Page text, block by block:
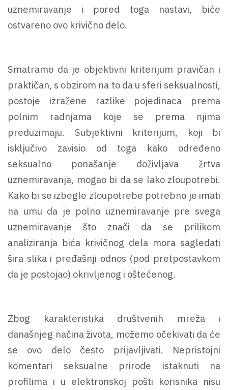
uznemiravanje i pored toga nastavi, biće
ostvareno ovo krivično delo.
Smatramo da je objektivni kriterijum pravičan i
praktičan, s obzirom na to da u sferi seksualnosti,
postoje izražene razlike pojedinaca prema
polnim radnjama koje se prema njima
preduzimaju. Subjektivni kriterijum, koji bi
isključivo zavisio od toga kako određeno
seksualno ponašanje doživljava žrtva
uznemiravanja, mogao bi da se lako zloupotrebi.
Kako bi se izbegle zloupotrebe potrebno je imati
na umu da je polno uznemiravanje pre svega
uznemiravanje što znači da se prilikom
analiziranja bića krivičnog dela mora sagledati
šira slika i pređašnji odnos (pod pretpostavkom
da je postojao) okrivljenog i oštećenog.
Zbog karakteristika društvenih mreža i
današnjeg načina života, možemo očekivati da će
se ovo delo često prijavljivati. Nepristojni
komentari seksualne prirode istaknuti na
profilima i u elektronskoj pošti korisnika nisu